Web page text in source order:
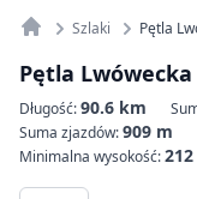
Szlaki Pętla
Pętla Lwówecka
Długość:90.6 km
Suma zjazdów:909 m
Minimalna wysokość: